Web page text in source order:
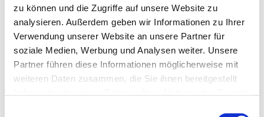
zu können und die Zugriffe auf unsere Website zu
analysieren. Außerdem geben wir Informationen zu Ihrer
Verwendung unserer Website an unsere Partner für
soziale Medien, Werbung und Analysen weiter. Unsere
Partner führen diese Informationen möglicherweise mit
weiteren Daten zusammen, die Sie ihnen bereitgestellt